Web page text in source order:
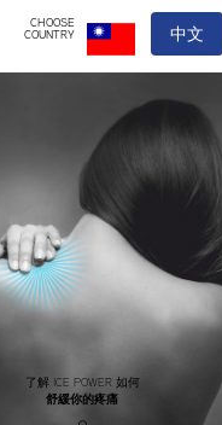
CHOOSE
COUNTRY 中文
了解 ICE POWER 如何
舒緩你的疼痛